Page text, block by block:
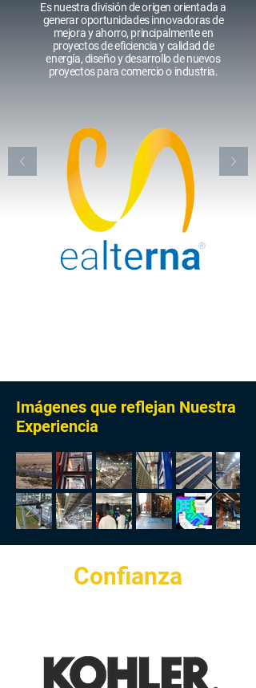
Es nuestra división de origen orientada a
generar oportunidades innovadoras de
mejora y ahorro, principalmente en
proyectos de eficiencia y calidad de
energía, diseño y desarrollo de nuevos
proyectos para comercio o industria.
Imágenes que reflejan Nuestra
Experiencia
Confianza